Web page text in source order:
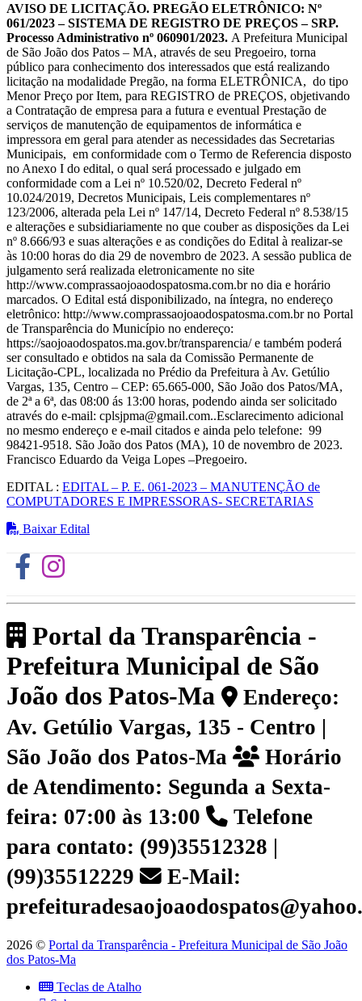
AVISO DE LICITAÇÃO. PREGÃO ELETRÔNICO: Nº
061/2023 – SISTEMA DE REGISTRO DE PREÇOS – SRP.
Processo Administrativo nº 060901/2023. A Prefeitura Municipal
de São João dos Patos – MA, através de seu Pregoeiro, torna
público para conhecimento dos interessados que está realizando
licitação na modalidade Pregão, na forma ELETRÔNICA, do tipo
Menor Preço por Item, para REGISTRO de PREÇOS, objetivando
a Contratação de empresa para a futura e eventual Prestação de
serviços de manutenção de equipamentos de informática e
impressora em geral para atender as necessidades das Secretarias
Municipais, em conformidade com o Termo de Referencia disposto
no Anexo I do edital, o qual será processado e julgado em
conformidade com a Lei nº 10.520/02, Decreto Federal nº
10.024/2019, Decretos Municipais, Leis complementares nº
123/2006, alterada pela Lei nº 147/14, Decreto Federal nº 8.538/15
e alterações e subsidiariamente no que couber as disposições da Lei
nº 8.666/93 e suas alterações e as condições do Edital à realizar-se
às 10:00 horas do dia 29 de novembro de 2023. A sessão publica de
julgamento será realizada eletronicamente no site
http://www.comprassaojoaodospatosma.com.br no dia e horário
marcados. O Edital está disponibilizado, na íntegra, no endereço
eletrônico: http://www.comprassaojoaodospatosma.com.br no Portal
de Transparência do Município no endereço:
https://saojoaodospatos.ma.gov.br/transparencia/ e também poderá
ser consultado e obtidos na sala da Comissão Permanente de
Licitação-CPL, localizada no Prédio da Prefeitura à Av. Getúlio
Vargas, 135, Centro – CEP: 65.665-000, São João dos Patos/MA,
de 2ª a 6ª, das 08:00 ás 13:00 horas, podendo ainda ser solicitado
através do e-mail: cplsjpma@gmail.com..Esclarecimento adicional
no mesmo endereço e e-mail citados e ainda pelo telefone: 99
98421-9518. São João dos Patos (MA), 10 de novembro de 2023.
Francisco Eduardo da Veiga Lopes –Pregoeiro.
EDITAL : EDITAL – P. E. 061-2023 – MANUTENÇÃO de
COMPUTADORES E IMPRESSORAS- SECRETARIAS
Baixar Edital
Portal da Transparência -
Prefeitura Municipal de São
João dos Patos-Ma
Endereço:
Av. Getúlio Vargas, 135 - Centro |
São João dos Patos-Ma
Horário
de Atendimento: Segunda a Sexta-
feira: 07:00 às 13:00
Telefone
para contato: (99)35512328 |
(99)35512229
E-Mail:
2026 © Portal da Transparência - Prefeitura Municipal de São João
dos Patos-Ma
Teclas de Atalho